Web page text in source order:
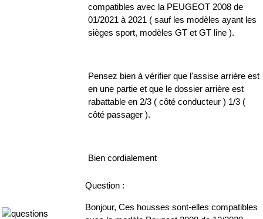
compatibles avec la PEUGEOT 2008 de
01/2021 à 2021 ( sauf les modèles ayant les
sièges sport, modèles GT et GT line ).
Pensez bien à vérifier que l'assise arrière est
en une partie et que le dossier arrière est
rabattable en 2/3 ( côté conducteur ) 1/3 (
côté passager ).
Bien cordialement
Question :
Bonjour, Ces housses sont-elles compatibles